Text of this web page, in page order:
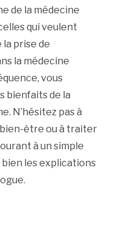
de la médecine
qui veulent
prise de
la médecine
vous
bienfaits de la
N’hésitez pas à
être ou à traiter
à un simple
bien les explications